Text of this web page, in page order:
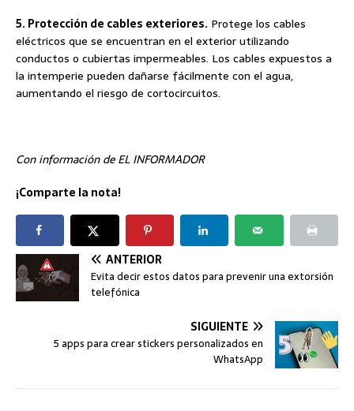
5. Protección de cables exteriores. Protege los cables
eléctricos que se encuentran en el exterior utilizando
conductos o cubiertas impermeables. Los cables expuestos a
la intemperie pueden dañarse fácilmente con el agua,
aumentando el riesgo de cortocircuitos.
Con información de EL INFORMADOR
¡Comparte la nota!
ANTERIOR
Evita decir estos datos para prevenir una extorsión
telefónica
SIGUIENTE
5 apps para crear stickers personalizados en
WhatsApp